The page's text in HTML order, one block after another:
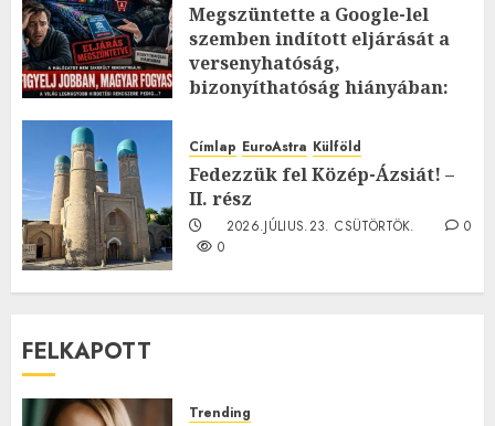
Megszüntette a Google-lel
szemben indított eljárását a
versenyhatóság,
bizonyíthatóság hiányában:
2026.JÚLIUS.23. CSÜTÖRTÖK.
0
Címlap EuroAstra Külföld
Fedezzük fel Közép-Ázsiát! –
II. rész
2026.JÚLIUS.23. CSÜTÖRTÖK.
0
0
FELKAPOTT
Trending